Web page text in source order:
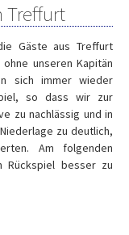
Treffurt
Gäste aus Treffurt
unseren Kapitän
sich immer wieder
so dass wir zur
zu nachlässig und in
zu deutlich,
Am folgenden
Rückspiel besser zu